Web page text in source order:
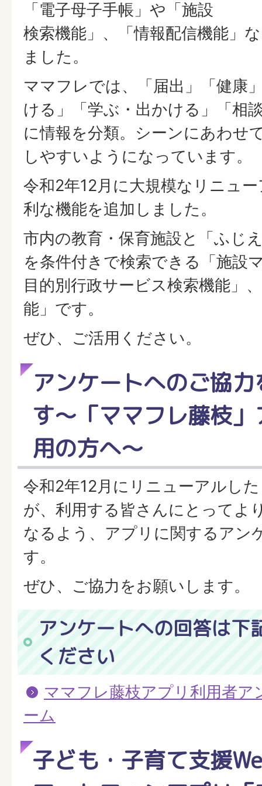
「電子母子手帳」や「施設
検索機能」、「情報配信機能」
ました。
ママフレでは、「届出」「健康
ける」「学ぶ・出かける」「相
に情報を分類。シーンにあわせ
しやすいようになっています。
令和2年12月に大規模なリニュ
利な機能を追加しました。
市内の教育・保育施設と「ふじ
を条件付きで検索できる「施設
目的別行政サービス検索機能」
能」です。
ぜひ、ご活用ください。
アンケートへのご協
す～「ママフレ藤枝
用の方へ～
令和2年12月にリニューアルし
が、利用する皆さんにとってよ
なるよう、アプリに関するアン
す。
ぜひ、ご協力をお願いします。
アンケートへの回答は下
ください
ママフレ藤枝アプリ利用者ア
ーム
子ども・子育て支援